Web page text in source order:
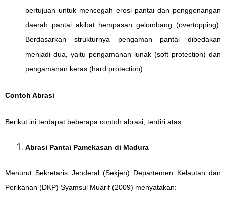
bertujuan untuk mencegah erosi pantai dan penggenangan
daerah pantai akibat hempasan gelombang (overtopping).
Berdasarkan strukturnya pengaman pantai dibedakan
menjadi dua, yaitu pengamanan lunak (soft protection) dan
pengamanan keras (hard protection).
Contoh Abrasi
Berikut ini terdapat beberapa contoh abrasi, terdiri atas:
Abrasi Pantai Pamekasan di Madura
Menurut Sekretaris Jenderal (Sekjen) Departemen Kelautan dan
Perikanan (DKP) Syamsul Muarif (2009) menyatakan: